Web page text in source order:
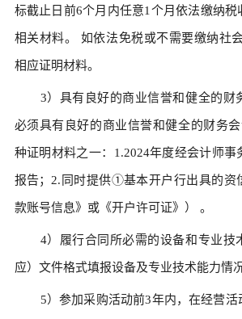
标截止日前6个月内任意1个月依法缴纳税
相关材料。 如依法免税或不需要缴纳社
相应证明材料。
3）具有良好的商业信誉和健全的财
必须具有良好的商业信誉和健全的财务
种证明材料之一：1.2024年度经会计师事
报告；2.同时提供①基本开户行出具的
款账号信息》或《开户许可证》） 。
4）履行合同所必需的设备和专业技
应）文件格式填报设备及专业技术能力情况
5）参加采购活动前3年内，在经营